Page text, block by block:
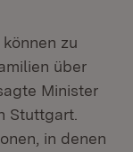
zu
über
Minister
Stuttgart.
in denen